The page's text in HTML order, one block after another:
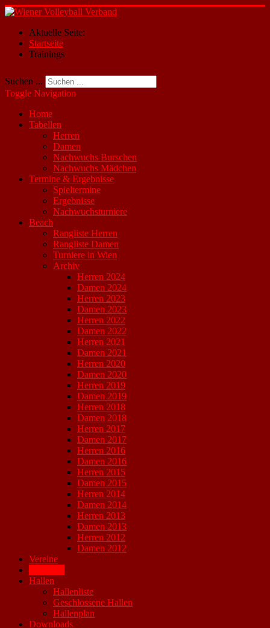
Aktuelle Seite:
Startseite
Trainings
Suchen ...
Toggle Navigation
Home
Tabellen
Herren
Damen
Nachwuchs Burschen
Nachwuchs Mädchen
Termine & Ergebnisse
Spieltermine
Ergebnisse
Nachwuchsturniere
Beach
Rangliste Herren
Rangliste Damen
Turniere in Wien
Archiv
Herren 2024
Damen 2024
Herren 2023
Damen 2023
Herren 2022
Damen 2022
Herren 2021
Damen 2021
Herren 2020
Damen 2020
Herren 2019
Damen 2019
Herren 2018
Damen 2018
Herren 2017
Damen 2017
Herren 2016
Damen 2016
Herren 2015
Damen 2015
Herren 2014
Damen 2014
Herren 2013
Damen 2013
Herren 2012
Damen 2012
Vereine
Hallen
Hallenliste
Geschlossene Hallen
Hallenplan
Downloads